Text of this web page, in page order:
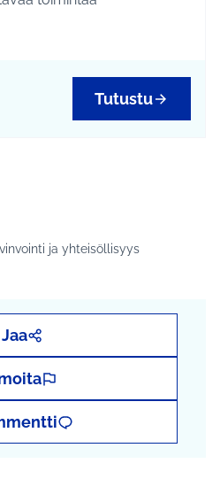
Tutustu
mukaan: Riihikallio
tulokset teeman mukaan:
ja yhteisöllisyys
Jaa